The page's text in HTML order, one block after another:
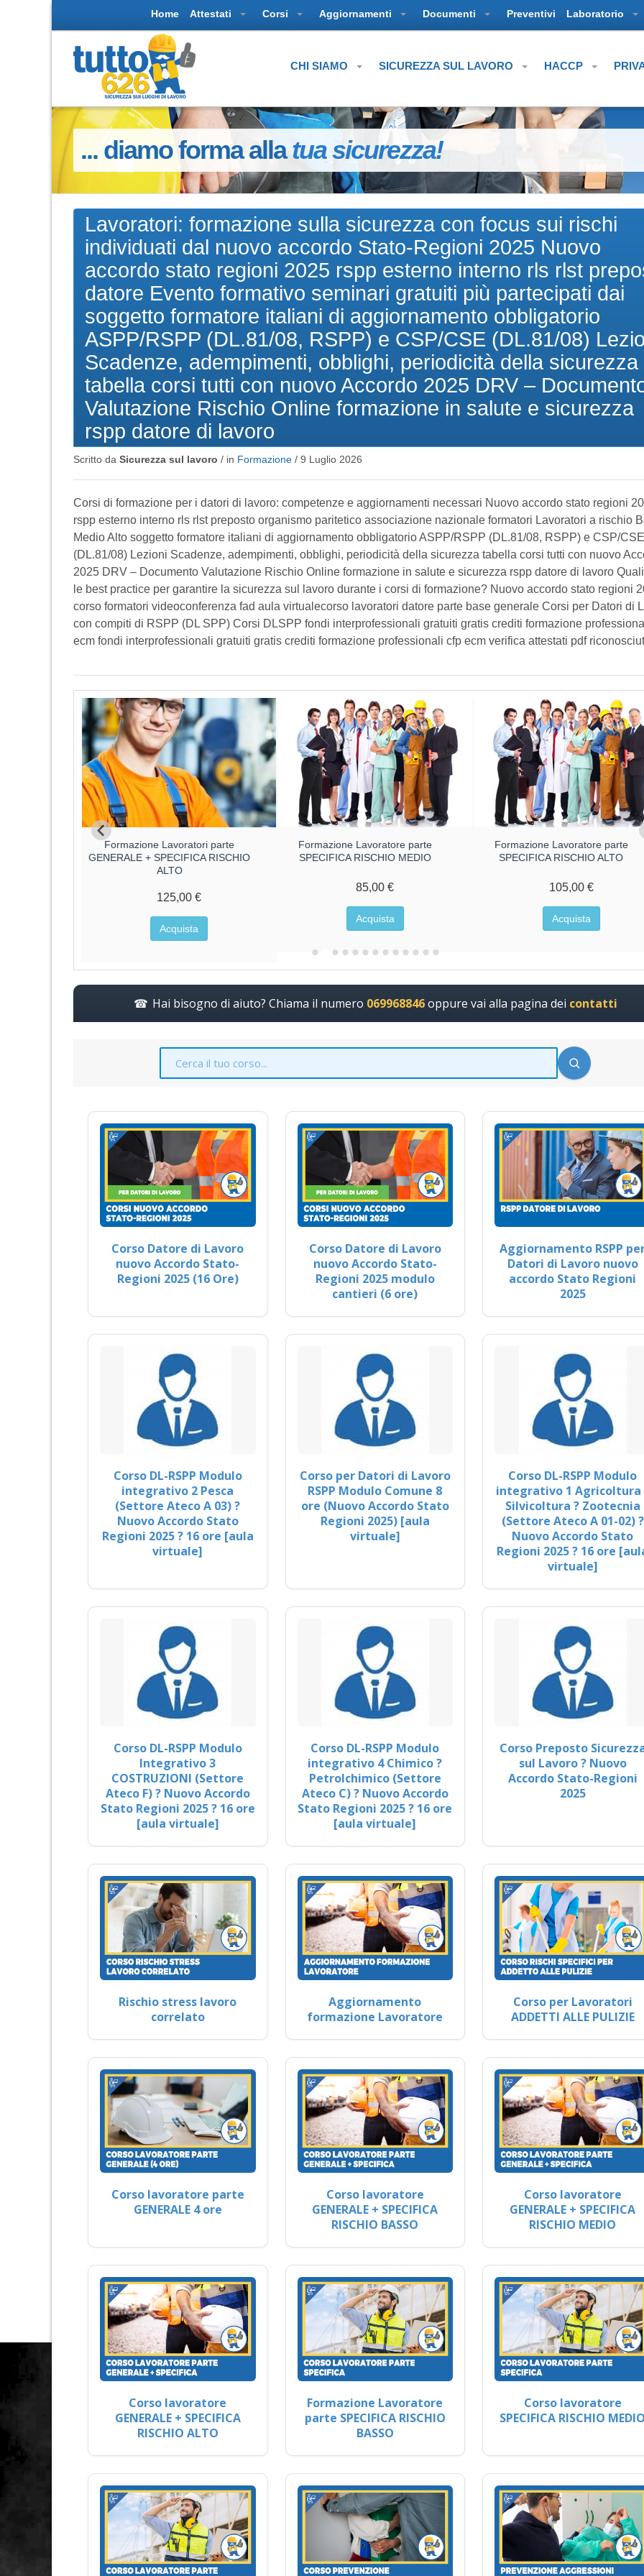
Home Attestati Corsi Aggiornamenti Documenti Preventivi Laboratorio
CHI SIAMO SICUREZZA SUL LAVORO HACCP
... diamo forma allatua sicurezza!
Lavoratori: formazione sulla sicurezza con focus sui rischi
individuati dal nuovo accordo Stato-Regioni 2025 Nuovo
accordo stato regioni 2025 rspp esterno interno rls rlst
datore Evento formativo seminari gratuiti più partecipati dai
soggetto formatore italiani di aggiornamento obbligatorio
ASPP/RSPP (DL.81/08, RSPP) e CSP/CSE (DL.81/08)
Scadenze, adempimenti, obblighi, periodicità della sicurezza
tabella corsi tutti con nuovo Accordo 2025 DRV –
Valutazione Rischio Online formazione in salute e sicurezza
rspp datore di lavoro
Scritto da Sicurezza sul lavoro / in Formazione / 9 Luglio 2026
Corsi di formazione per i datori di lavoro: competenze e aggiornamenti necessari Nuovo accordo stato regioni
rspp esterno interno rls rlst preposto organismo paritetico associazione nazionale formatori Lavoratori a rischio
Medio Alto soggetto formatore italiani di aggiornamento obbligatorio ASPP/RSPP (DL.81/08, RSPP) e CSP/CSE
(DL.81/08) Lezioni Scadenze, adempimenti, obblighi, periodicità della sicurezza tabella corsi tutti con nuovo
2025 DRV – Documento Valutazione Rischio Online formazione in salute e sicurezza rspp datore di lavoro
le best practice per garantire la sicurezza sul lavoro durante i corsi di formazione? Nuovo accordo stato regioni
corso formatori videoconferenza fad aula virtualecorso lavoratori datore parte base generale Corsi per Datori di
con compiti di RSPP (DL SPP) Corsi DLSPP fondi interprofessionali gratuiti gratis crediti formazione
ecm fondi interprofessionali gratuiti gratis crediti formazione professionali cfp ecm verifica attestati pdf
Formazione Lavoratori parte
GENERALE + SPECIFICA RISCHIO
ALTO
125,00 €
Acquista
Formazione Lavoratore parte
SPECIFICA RISCHIO MEDIO
85,00 €
Acquista
Formazione Lavoratore parte
SPECIFICA RISCHIO ALTO
105,00 €
Acquista
Hai bisogno di aiuto? Chiama il numero 069968846oppure vai alla pagina dei contatti
Corso Datore di Lavoro
nuovo Accordo Stato-
Regioni 2025 (16 Ore)
Corso Datore di Lavoro
nuovo Accordo Stato-
Regioni 2025 modulo
cantieri (6 ore)
Aggiornamento RSPP
Datori di Lavoro nuovo
accordo Stato Regioni
2025
Corso DL-RSPP Modulo
integrativo 2 Pesca
(Settore Ateco A 03) ?
Nuovo Accordo Stato
Regioni 2025 ? 16 ore [aula
virtuale]
Corso per Datori di Lavoro
RSPP Modulo Comune 8
ore (Nuovo Accordo Stato
Regioni 2025) [aula
virtuale]
Corso DL-RSPP Modulo
integrativo 1 Agricoltura
Silvicoltura ? Zootecnia
(Settore Ateco A 01-02) ?
Nuovo Accordo Stato
Regioni 2025 ? 16 ore
virtuale]
Corso DL-RSPP Modulo
Integrativo 3
COSTRUZIONI (Settore
Ateco F) ? Nuovo Accordo
Stato Regioni 2025 ? 16 ore
[aula virtuale]
Corso DL-RSPP Modulo
integrativo 4 Chimico ?
Petrolchimico (Settore
Ateco C) ? Nuovo Accordo
Stato Regioni 2025 ? 16 ore
[aula virtuale]
Corso Preposto
sul Lavoro ? Nuovo
Accordo Stato-Regioni
2025
Rischio stress lavoro
correlato
Aggiornamento
formazione Lavoratore
Corso per Lavoratori
ADDETTI ALLE PULIZIE
Corso lavoratore parte
GENERALE 4 ore
Corso lavoratore
GENERALE + SPECIFICA
RISCHIO BASSO
Corso lavoratore
GENERALE + SPECIFICA
RISCHIO MEDIO
Corso lavoratore
GENERALE + SPECIFICA
RISCHIO ALTO
Formazione Lavoratore
parte SPECIFICA RISCHIO
BASSO
Corso lavoratore
SPECIFICA RISCHIO